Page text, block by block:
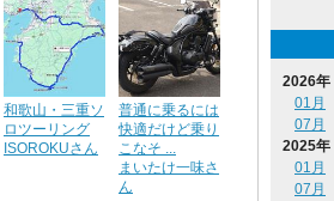
和歌山・三重ソ
ロツーリング
ISOROKUさん
普通に乗るには
快適だけど乗り
こなそ ...
まいたけ一味さ
ん
2026年
01月
07月
2025年
01月
07月